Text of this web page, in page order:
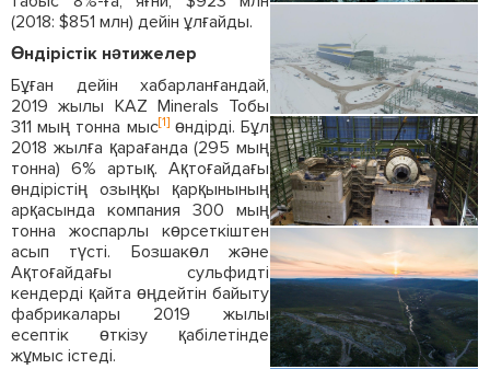
(2018: $851 млн) дейін ұлғайды.
Өндірістік нәтижелер
Бұған дейін хабарланғандай,
2019 жылы KAZ Minerals Тобы
311 мың тонна мыс[1]өндірді. Бұл
2018 жылға қарағанда (295 мың
тонна) 6% артық. Ақтоғайдағы
өндірістің озыңқы қарқынының
арқасында компания 300 мың
тонна жоспарлы көрсеткіштен
асып түсті. Бозшакөл және
Ақтоғайдағы сульфидті
кендерді қайта өңдейтін байыту
фабрикалары 2019 жылы
есептік өткізу қабілетінде
жұмыс істеді.